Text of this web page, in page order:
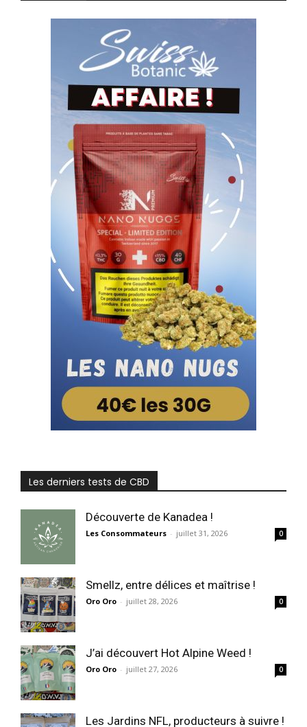
Les derniers tests de CBD
Découverte de Kanadea !
Les Consommateurs - juillet 31, 2026 0
Smellz, entre délices et maîtrise !
Oro Oro - juillet 28, 2026 0
J’ai découvert Hot Alpine Weed !
Oro Oro - juillet 27, 2026 0
Les Jardins NFL, producteurs à suivre !